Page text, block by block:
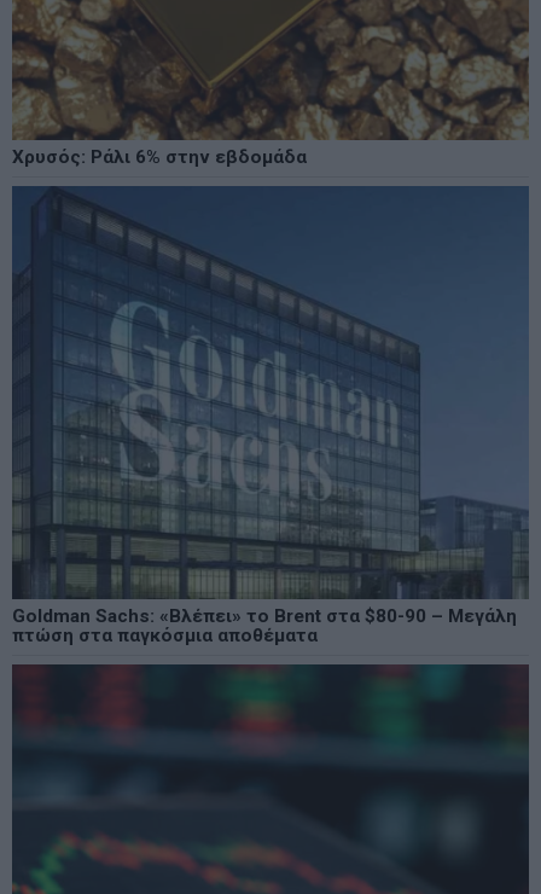
Χρυσός: Ράλι 6% στην εβδομάδα
Goldman Sachs: «Βλέπει» το Brent στα $80-90 – Μεγάλη
πτώση στα παγκόσμια αποθέματα